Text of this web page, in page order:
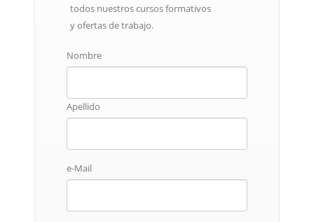
todos nuestros cursos formativos
y ofertas de trabajo.
Nombre
Apellido
e-Mail